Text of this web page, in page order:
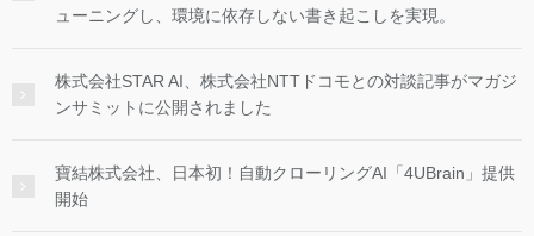
ューニングし、環境に依存しない書き起こしを実現。
株式会社STAR AI、株式会社NTTドコモとの対談記事がマガジ
ンサミットに公開されました
寶結株式会社、日本初！自動クローリングAI「4UBrain」提供
開始